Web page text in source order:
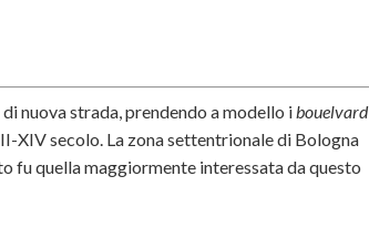
nuova strada, prendendo a modello ibouelvard
XIV secolo. La zona settentrionale di Bologna
fu quella maggiormente interessata da questo